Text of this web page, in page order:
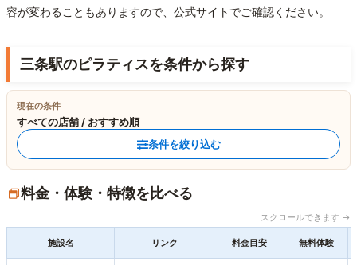
容が変わることもありますので、公式サイトでご確認ください。
三条駅のピラティスを条件から探す
現在の条件
すべての店舗 / おすすめ順
条件を絞り込む
料金・体験・特徴を比べる
スクロールできます →
施設名 リンク 料金目安 無料体験